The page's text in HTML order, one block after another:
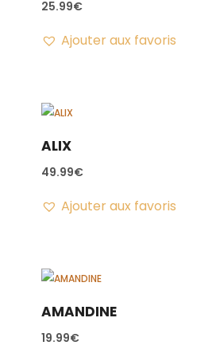
25.99€
Ajouter aux favoris
ALIX
49.99€
Ajouter aux favoris
AMANDINE
19.99€